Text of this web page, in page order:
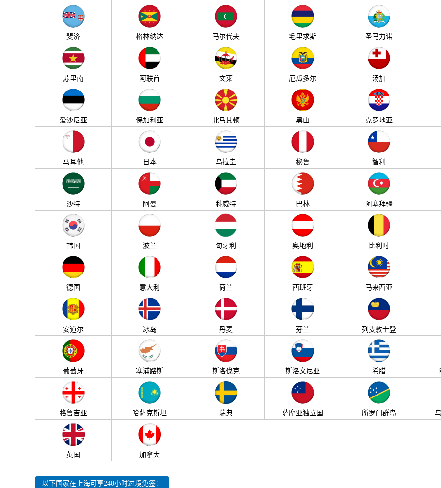
斐济 格林纳达 马尔代夫 毛里求斯 圣马力诺
苏里南 阿联酋 文莱 厄瓜多尔 汤加
爱沙尼亚 保加利亚 北马其顿 黑山 克罗地亚
马耳他 日本 乌拉圭 秘鲁 智利
沙特 阿曼 科威特 巴林 阿塞拜疆
韩国 波兰 匈牙利 奥地利 比利时
德国 意大利 荷兰 西班牙 马来西亚
安道尔 冰岛 丹麦 芬兰 列支敦士登
葡萄牙 塞浦路斯 斯洛伐克 斯洛文尼亚 希腊
格鲁吉亚 哈萨克斯坦 瑞典 萨摩亚独立国 所罗门群岛
英国 加拿大
以下国家在上海可享240小时过境免签：